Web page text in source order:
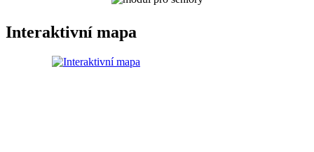
Interaktivní mapa